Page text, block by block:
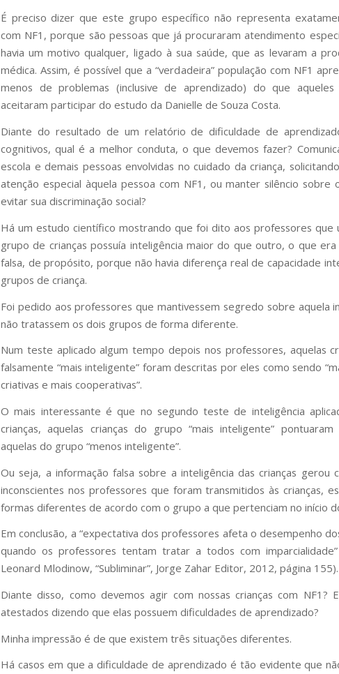
É preciso dizer que este grupo específico não representa
com NF1, porque são pessoas que já procuraram atendimento
havia um motivo qualquer, ligado à sua saúde, que as levaram a
médica. Assim, é possível que a “verdadeira” população com NF1
menos de problemas (inclusive de aprendizado) do que aqueles
aceitaram participar do estudo da Danielle de Souza Costa.
Diante do resultado de um relatório de dificuldade de
cognitivos, qual é a melhor conduta, o que devemos fazer?
escola e demais pessoas envolvidas no cuidado da criança,
atenção especial àquela pessoa com NF1, ou manter silêncio sobre
evitar sua discriminação social?
Há um estudo científico mostrando que foi dito aos professores que
grupo de crianças possuía inteligência maior do que outro, o que era
falsa, de propósito, porque não havia diferença real de capacidade
grupos de criança.
Foi pedido aos professores que mantivessem segredo sobre aquela
não tratassem os dois grupos de forma diferente.
Num teste aplicado algum tempo depois nos professores, aquelas
falsamente “mais inteligente” foram descritas por eles como sendo
criativas e mais cooperativas”.
O mais interessante é que no segundo teste de inteligência
crianças, aquelas crianças do grupo “mais inteligente”
aquelas do grupo “menos inteligente”.
Ou seja, a informação falsa sobre a inteligência das crianças gerou
inconscientes nos professores que foram transmitidos às crianças,
formas diferentes de acordo com o grupo a que pertenciam no início
Em conclusão, a “expectativa dos professores afeta o desempenho
quando os professores tentam tratar a todos com
Leonard Mlodinow, “Subliminar”, Jorge Zahar Editor, 2012, página 155).
Diante disso, como devemos agir com nossas crianças com NF1?
atestados dizendo que elas possuem dificuldades de aprendizado?
Minha impressão é de que existem três situações diferentes.
Há casos em que a dificuldade de aprendizado é tão evidente que